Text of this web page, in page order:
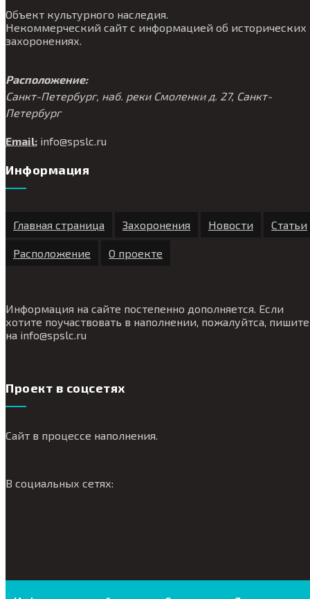
Объект культурного наследия.
Некоммерческий сайт с информацией об исторических
захоронениях.
Расположение:
Санкт-Петербург, наб. реки Смоленки д. 27, Санкт-
Петербург
Email: info@spslc.ru
Информация
Главная страница Захоронения Новости Статьи
Расположение О проекте
Информация на сайте постепенно дополняется. Если
хотите поучаствовать в наполнении, пожалуйтса, пишите
на info@spslc.ru
Проект в соцсетях
Сайт в процессе наполнения.
В социальных сетях: